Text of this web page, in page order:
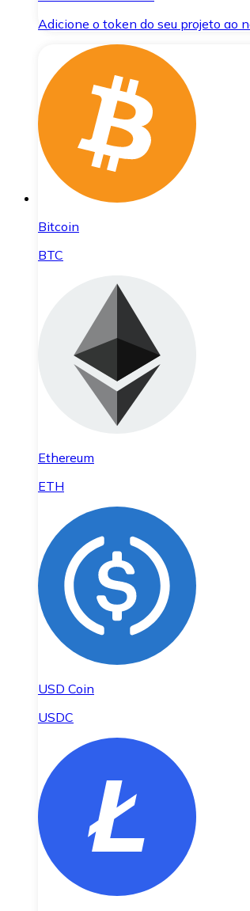
Adicione o token do seu projeto ao
Bitcoin
BTC
Ethereum
ETH
USD Coin
USDC